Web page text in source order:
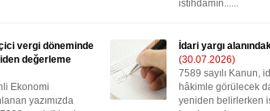
istihdamın......
vergi döneminde
değerleme
Ekonomi
yazımızda
İdari yargı
(30.07.2026)
7589 sayılı Kanun,
hâkimle görülecek
yeniden belirlerken